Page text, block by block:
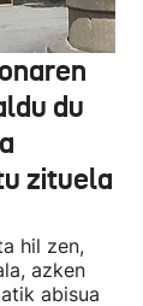
du
zituela
hil zen,
azken
abisua